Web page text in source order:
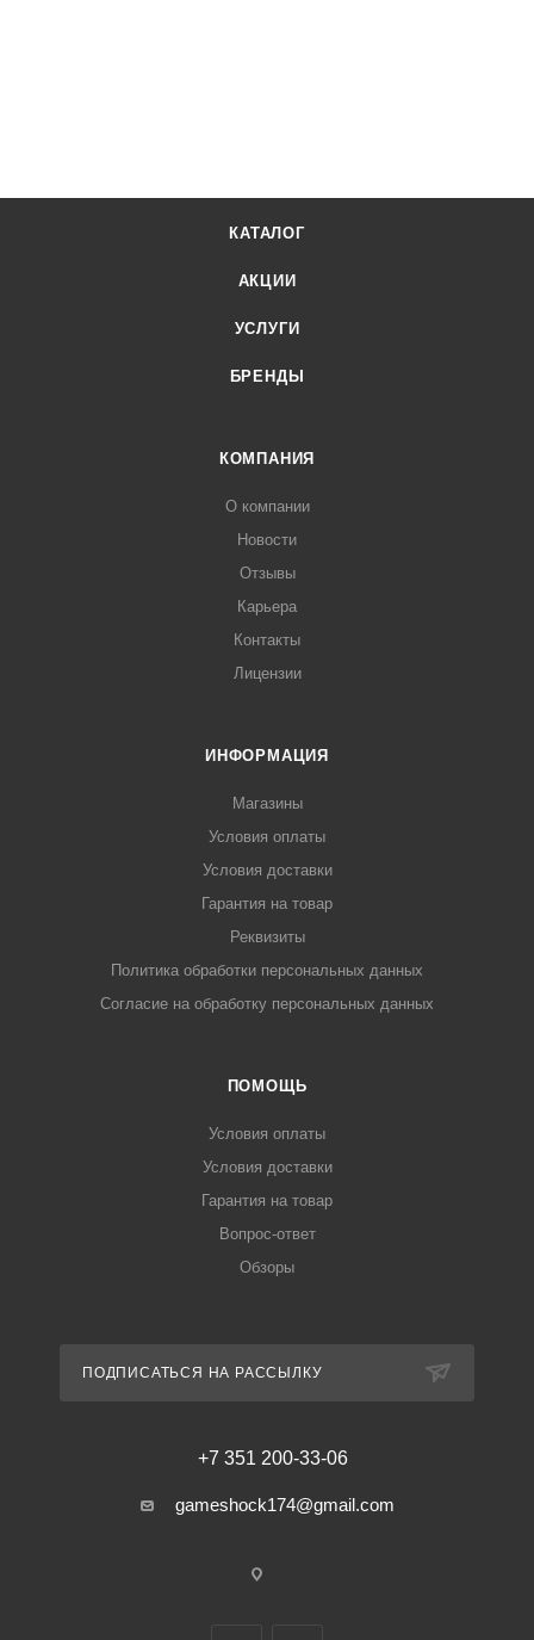
КАТАЛОГ
АКЦИИ
УСЛУГИ
БРЕНДЫ
КОМПАНИЯ
О компании
Новости
Отзывы
Карьера
Контакты
Лицензии
ИНФОРМАЦИЯ
Магазины
Условия оплаты
Условия доставки
Гарантия на товар
Реквизиты
Политика обработки персональных данных
Согласие на обработку персональных данных
ПОМОЩЬ
Условия оплаты
Условия доставки
Гарантия на товар
Вопрос-ответ
Обзоры
ПОДПИСАТЬСЯ НА РАССЫЛКУ
+7 351 200-33-06
gameshock174@gmail.com